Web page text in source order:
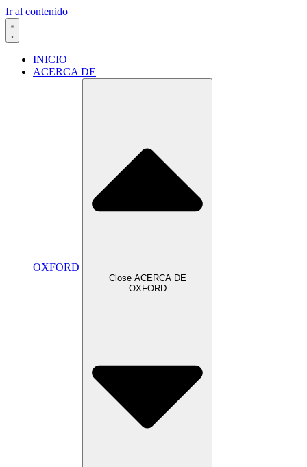
Ir al contenido
INICIO
ACERCA DE
OXFORD
Close ACERCA DE
OXFORD